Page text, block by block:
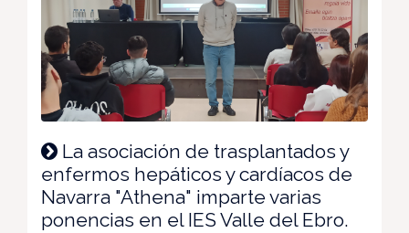
La asociación de trasplantados y
enfermos hepáticos y cardíacos de
Navarra "Athena" imparte varias
ponencias en el IES Valle del Ebro.